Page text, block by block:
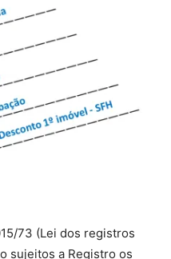
73 (Lei dos registros
sujeitos a Registro os